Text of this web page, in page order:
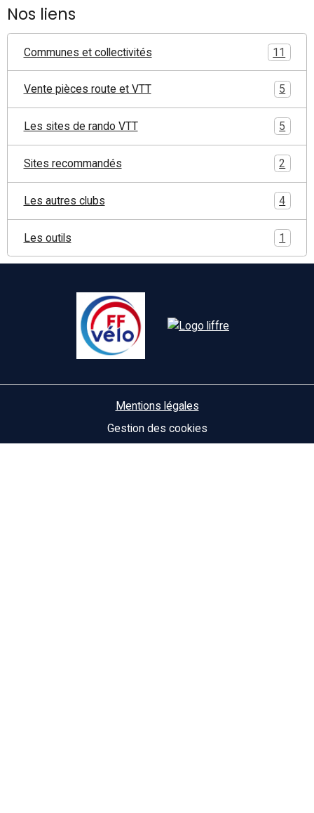
Nos liens
Communes et collectivités 11
Vente pièces route et VTT 5
Les sites de rando VTT 5
Sites recommandés 2
Les autres clubs 4
Les outils 1
Mentions légales
Gestion des cookies